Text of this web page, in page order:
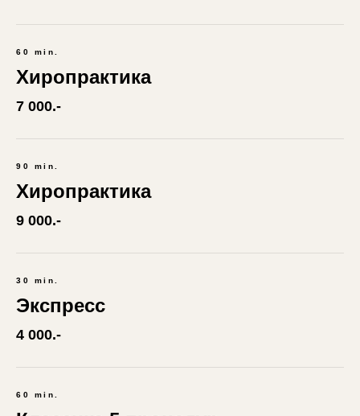
60 min.
Хиропрактика
7 000.-
90 min.
Хиропрактика
9 000.-
30 min.
Экспресс
4 000.-
60 min.